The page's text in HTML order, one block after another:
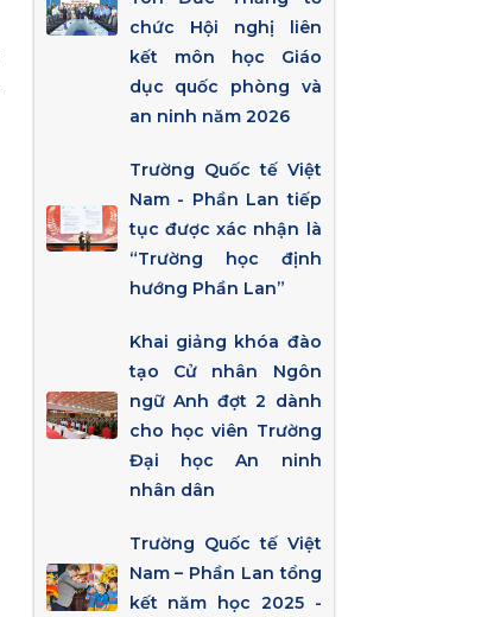
chức Hội nghị liên
kết môn học Giáo
dục quốc phòng và
an ninh năm 2026
Trường Quốc tế Việt
Nam - Phần Lan tiếp
tục được xác nhận là
“Trường học định
hướng Phần Lan”
Khai giảng khóa đào
tạo Cử nhân Ngôn
ngữ Anh đợt 2 dành
cho học viên Trường
Đại học An ninh
nhân dân
Trường Quốc tế Việt
Nam – Phần Lan tổng
kết năm học 2025 -